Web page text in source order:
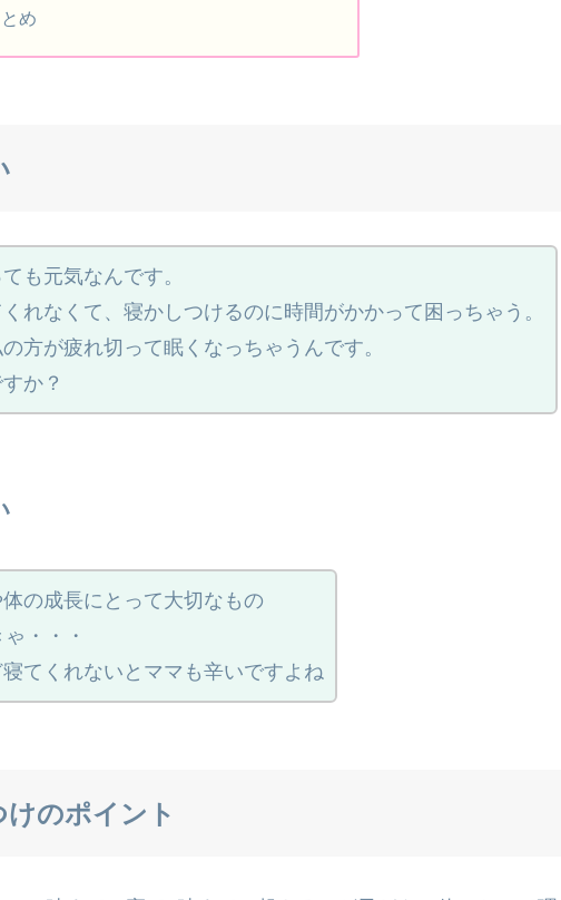
め
も元気なんです。
れなくて、寝かしつけるのに時間がかかって困っちゃう。
方が疲れ切って眠くなっちゃうんです。
か？
の成長にとって大切なもの
・・・
てくれないとママも辛いですよね
のポイント